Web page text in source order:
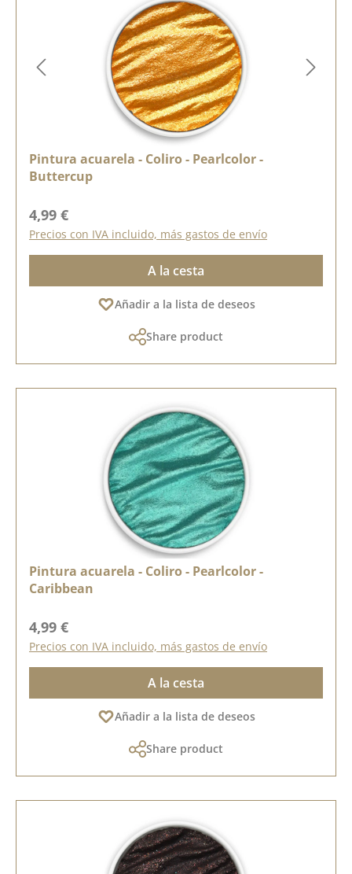
Pintura acuarela - Coliro - Pearlcolor -
Buttercup
Precio normal:
4,99 €
Precios con IVA incluido, más gastos de envío
A la cesta
Añadir a la lista de deseos
Share product
Pintura acuarela - Coliro - Pearlcolor -
Caribbean
Precio normal:
4,99 €
Precios con IVA incluido, más gastos de envío
A la cesta
Añadir a la lista de deseos
Share product